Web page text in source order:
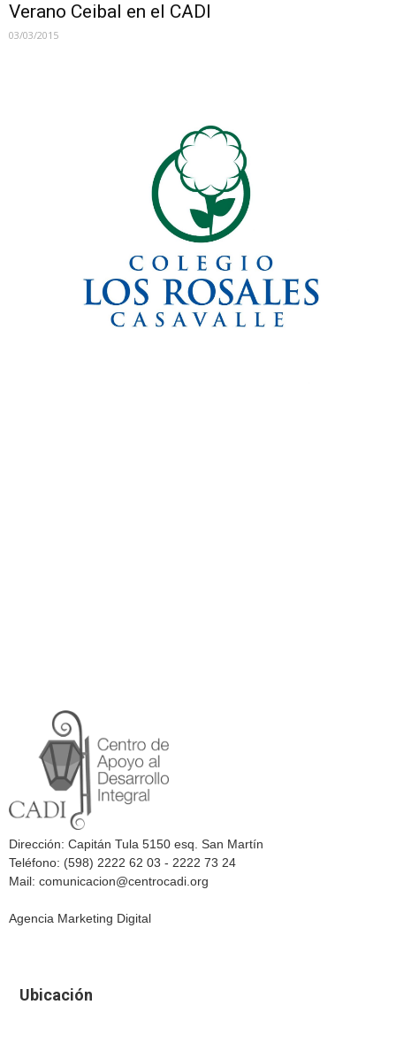
Verano Ceibal en el CADI
03/03/2015
Dirección: Capitán Tula 5150 esq. San Martín
Teléfono: (598) 2222 62 03 - 2222 73 24
Mail: comunicacion@centrocadi.org
Agencia Marketing Digital
Ubicación